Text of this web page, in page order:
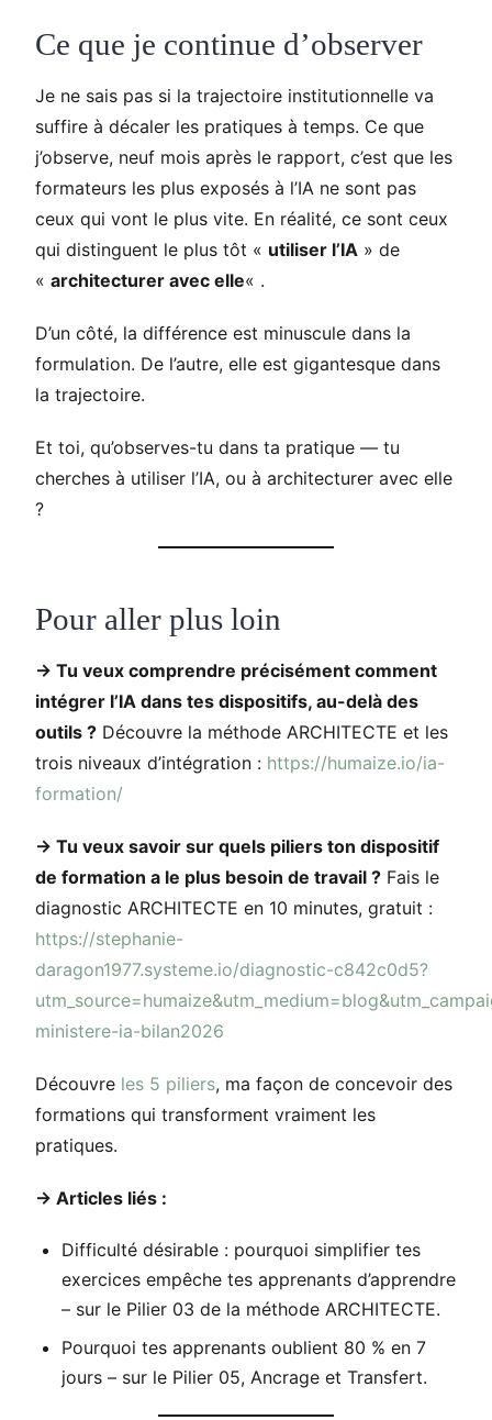
Ce que je continue d’observer
Je ne sais pas si la trajectoire institutionnelle va
suffire à décaler les pratiques à temps. Ce que
j’observe, neuf mois après le rapport, c’est que les
formateurs les plus exposés à l’IA ne sont pas
ceux qui vont le plus vite. En réalité, ce sont ceux
qui distinguent le plus tôt « utiliser l’IA » de
« architecturer avec elle« .
D’un côté, la différence est minuscule dans la
formulation. De l’autre, elle est gigantesque dans
la trajectoire.
Et toi, qu’observes-tu dans ta pratique — tu
cherches à utiliser l’IA, ou à architecturer avec elle
?
Pour aller plus loin
→ Tu veux comprendre précisément comment
intégrer l’IA dans tes dispositifs, au-delà des
outils ? Découvre la méthode ARCHITECTE et les
trois niveaux d’intégration : https://humaize.io/ia-
formation/
→ Tu veux savoir sur quels piliers ton dispositif
de formation a le plus besoin de travail ? Fais le
diagnostic ARCHITECTE en 10 minutes, gratuit :
https://stephanie-
daragon1977.systeme.io/diagnostic-c842c0d5?
ministere-ia-bilan2026
Découvre les 5 piliers, ma façon de concevoir des
formations qui transforment vraiment les
pratiques.
→ Articles liés :
Difficulté désirable : pourquoi simplifier tes
exercices empêche tes apprenants d’apprendre
– sur le Pilier 03 de la méthode ARCHITECTE.
Pourquoi tes apprenants oublient 80 % en 7
jours – sur le Pilier 05, Ancrage et Transfert.